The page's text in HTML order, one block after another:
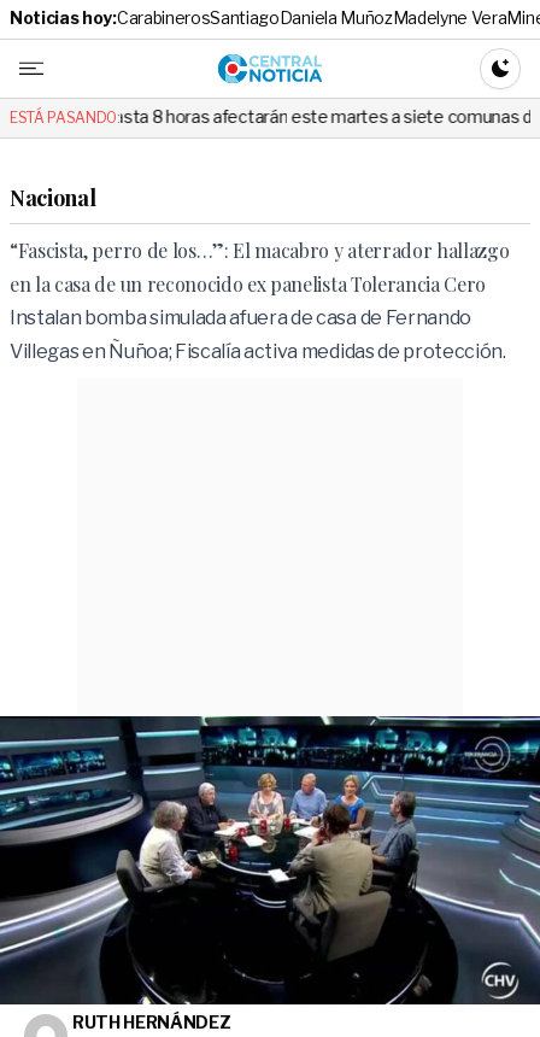
Noticias hoy:CarabinerosSantiagoDaniela MuñozMadelyne Vera
Central
ESTÁ PASANDO:
8 horas afectarán este martes a siete comunas de Santiago:
Nacional
“Fascista, perro de los…”: El macabro y aterrador hallazgo
en la casa de un reconocido ex panelista Tolerancia Cero
Instalan bomba simulada afuera de casa de Fernando
Villegas en Ñuñoa; Fiscalía activa medidas de protección.
RUTH HERNÁNDEZ